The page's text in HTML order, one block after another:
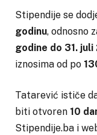
Stipendije se
godinu, odnosno
godine do 31.
iznosima od po
Tatarević ističe
biti otvoren 10
Stipendije.ba i